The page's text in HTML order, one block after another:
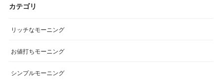
カテゴリ
リッチなモーニング
お値打ちモーニング
シンプルモーニング